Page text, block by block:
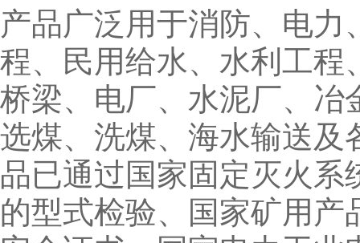
产品广泛用于消防、电
程、民用给水、水利工
桥梁、电厂、水泥厂、
选煤、洗煤、海水输送
品已通过国家固定灭火
的型式检验、国家矿用